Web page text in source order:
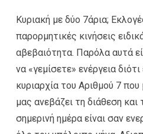
Κυριακή με δύο 7άρια;
παρορμητικές κινήσεις
αβεβαιότητα. Παρόλα αυτά
να «γεμίσετε» ενέργεια
κυριαρχία του Αριθμού 7
μας ανεβάζει τη διάθεση και
σημερινή ημέρα είναι σαν